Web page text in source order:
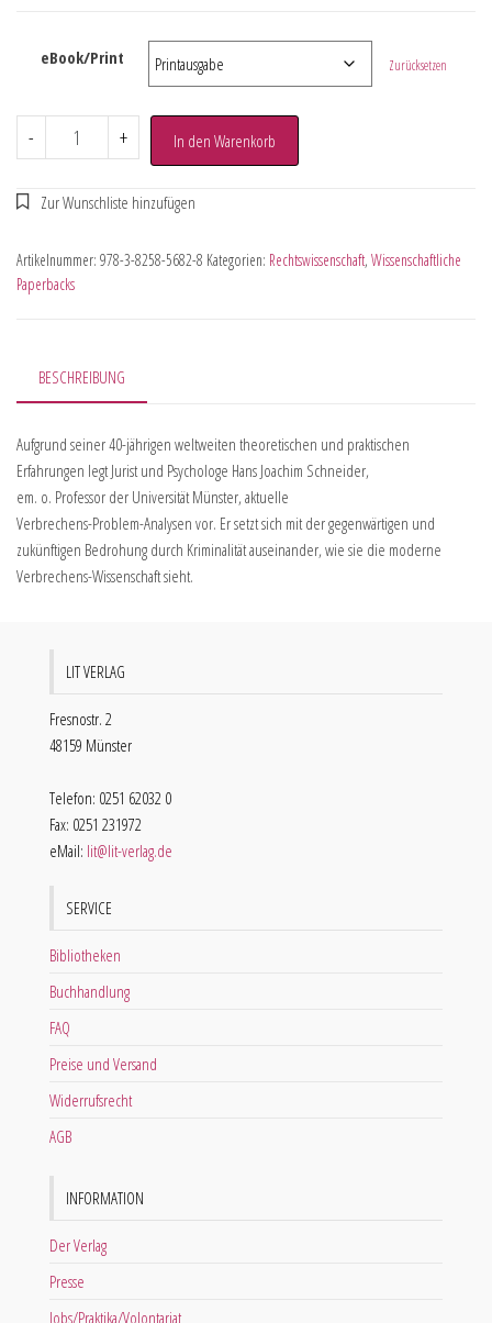
eBook/Print Zurücksetzen
- + In den Warenkorb
Artikelnummer: 978-3-8258-5682-8 Kategorien: Rechtswissenschaft, Wissenschaftliche
Paperbacks
BESCHREIBUNG
Aufgrund seiner 40-jährigen weltweiten theoretischen und praktischen
Erfahrungen legt Jurist und Psychologe Hans Joachim Schneider,
em. o. Professor der Universität Münster, aktuelle
Verbrechens-Problem-Analysen vor. Er setzt sich mit der gegenwärtigen und
zukünftigen Bedrohung durch Kriminalität auseinander, wie sie die moderne
Verbrechens-Wissenschaft sieht.
LIT VERLAG
Fresnostr. 2
48159 Münster
Telefon: 0251 62032 0
Fax: 0251 231972
eMail: lit@lit-verlag.de
SERVICE
Bibliotheken
Buchhandlung
FAQ
Preise und Versand
Widerrufsrecht
AGB
INFORMATION
Der Verlag
Presse
Jobs/Praktika/Volontariat